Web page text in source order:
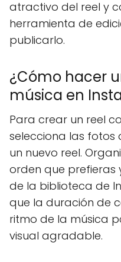
atractivo del reel y
herramienta de
publicarlo.
¿Cómo hacer
música en
Para crear un reel
selecciona las
un nuevo reel.
orden que prefieras
de la biblioteca de
que la duración de
ritmo de la música
visual agradable.